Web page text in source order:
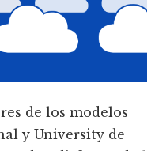
de los modelos
y University de